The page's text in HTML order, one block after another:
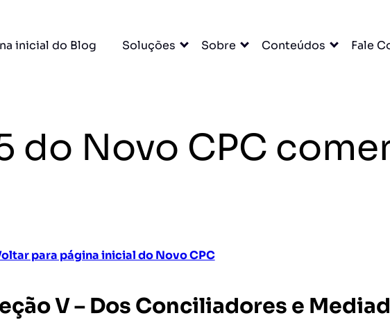
inicial do Blog Soluções Sobre Conteúdos Fale
do Novo CPC
para página inicial do Novo CPC
V – Dos Conciliadores e